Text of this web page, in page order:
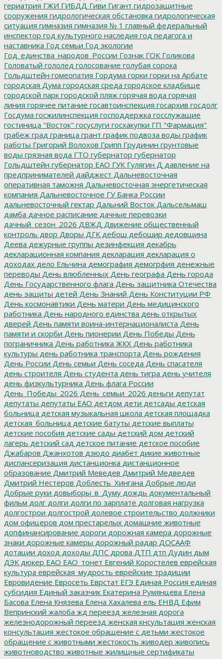
гериатрия ГЖИ ГИБДД Гиви Гигант гидрозащитные
сооружения гидрологическая обстановка гидрологическая
ситуация гимназия гимназия № 1 главный федеральный
инспектор год культурного наследия год педагога и
наставника Год семьи Год экологии
Год_единства_народов_России Гознак ГОК Голикова
Головатый гололед голосование голубая сорока
Гольдштейн гомеопатия Гордума горки горки на Арбате
городская Дума городская среда городское кладбище
городской парк городской пляж горячая вода горячая
линия горячее питание госавтоинспекция госархив госдолг
Госдума госжилинспекция господдержка госслужащие
гостиница "Восток" госуслуги госхакупки ГП "Фармация"
грабеж град граница грант график подвоза воды график
работы Григорий Волохов Грипп Грудинин грунтовые
воды грязная вода ГТО губернатор губернатор
Гольдштейн губернатор ЕАО ГУК Гулягин Д давление на
предпринимателей дайджест Дальневосточная
оперативная таможня Дальневосточная энергетическая
компания Дальневосточное ГУ Банка России
дальневосточный гектар Дальний Восток Дальсельмаш
дамба дачное расписание дачные перевозки
дачный_сезон_2026 ДВЖД Движение общественный
контроль двор Дворы ДГК дебош дебошир дедовщина
Деева дежурные группы дезинфекция декабрь
декларационная компания декларация декларация о
доходах дело Ельчина демография демогрфия денежные
переводы День влюбленных День географа День города
День Государственного флага День защитника Отечества
день защиты детей День Знаний День Конституции РФ
День космонавтики День матери День медицинского
работника День народного единства день открытых
дверей День памяти воина-интернационалиста День
памяти и скорби День пионерии День Победы День
пограничника День работника ЖКХ День работника
культуры день работника транспорта День рождения
День России День семьи День соседа День спасателя
день строителя День студента день тигра день учителя
день физкультурника День флага России
День_Победы_2026 День_семьи_2026 деньги депутат
депутаты депутаты ЕАО детдом дети детсады детская
больница детская музыкальная школа детская площадка
детская_больница детские батуты детские выплаты
детские пособия детские сады детский дом детский
лагерь детский сад детское питание детское пособие
Джабаров Джанхотов дзюдо диабет дикие животные
диспансеризация дистанционка дистанционное
образование Дмитрий Меведев Дмитрий Медведев
Дмитрий Нестеров Доблесть_Хингана Добрые люди
Добрые руки довыборы_в_Думу дождь документальный
фильм долг долги долги по зарплате долговая нагрузка
долгострои долгострой долевое строительство должники
дом офицеров дом престарелых домашние животные
допфинансирование дороги дорожная камера дорожные
знаки дорожные камеры дорожный радар ДОСААФ
дотации доход доходы ДПС дрова ДТП дтп Дудин дым
ДЭК дюкер ЕАО ЕАО_тонет Евгений Коростелев еврейская
культура еврейская_мудрость еврейские традиции
Евровидение Евросеть Еврстат ЕГЭ Единая Россия единая
субсидия Единый заказчик Екатерина Румянцева Елена
Басова Елена Князева Елена Хахалева ель ЕНВД Ефим
Вепринский жалоба жд переезд железная дорога
железнодорожный переезд женская кнсультация женская
консультация жестокое обращение с детьми жестокое
обращение с животными жестокость живодер живопись
животноводство животные жилищные сертификаты